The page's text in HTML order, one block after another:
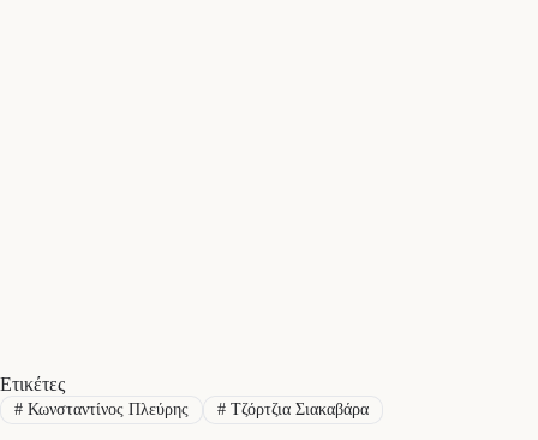
Ετικέτες
#Κωνσταντίνος Πλεύρης #Τζόρτζια Σιακαβάρα